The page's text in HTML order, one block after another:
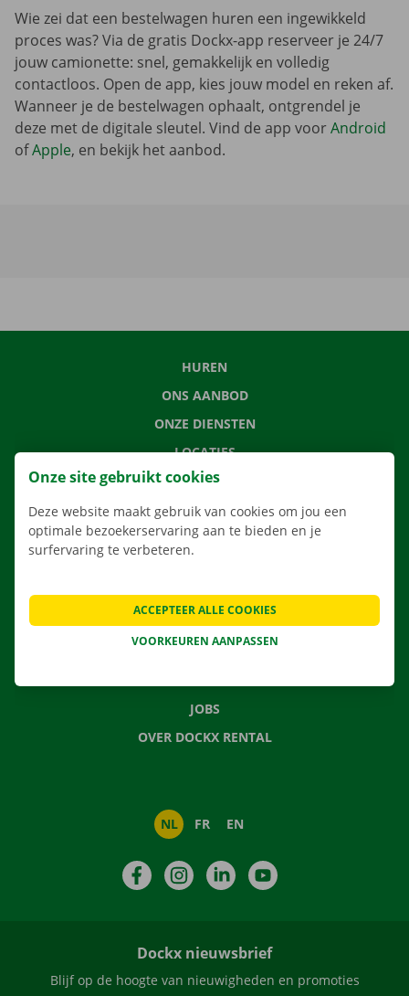
Wie zei dat een bestelwagen huren een ingewikkeld
proces was? Via de gratis Dockx-app reserveer je 24/7
jouw camionette: snel, gemakkelijk en volledig
contactloos. Open de app, kies jouw model en reken af.
Wanneer je de bestelwagen ophaalt, ontgrendel je
deze met de digitale sleutel. Vind de app voorAndroid
ofApple, en bekijk het aanbod.
HUREN
ONS AANBOD
ONZE DIENSTEN
LOCATIES
APP
VERHUISOPLOSSINGEN
CONTACTEER ONS
VEELGESTELDE VRAGEN
JOBS
OVER DOCKX RENTAL
NL FR EN
FacebookInstagramLinkedIn
Dockx nieuwsbrief
Blijf op de hoogte van nieuwigheden en promoties
Onze site gebruikt cookies
Deze website maakt gebruik van cookies om jou een
optimale bezoekerservaring aan te bieden en je
surfervaring te verbeteren.
VOORKEUREN AANPASSEN
ACCEPTEER ALLE COOKIES